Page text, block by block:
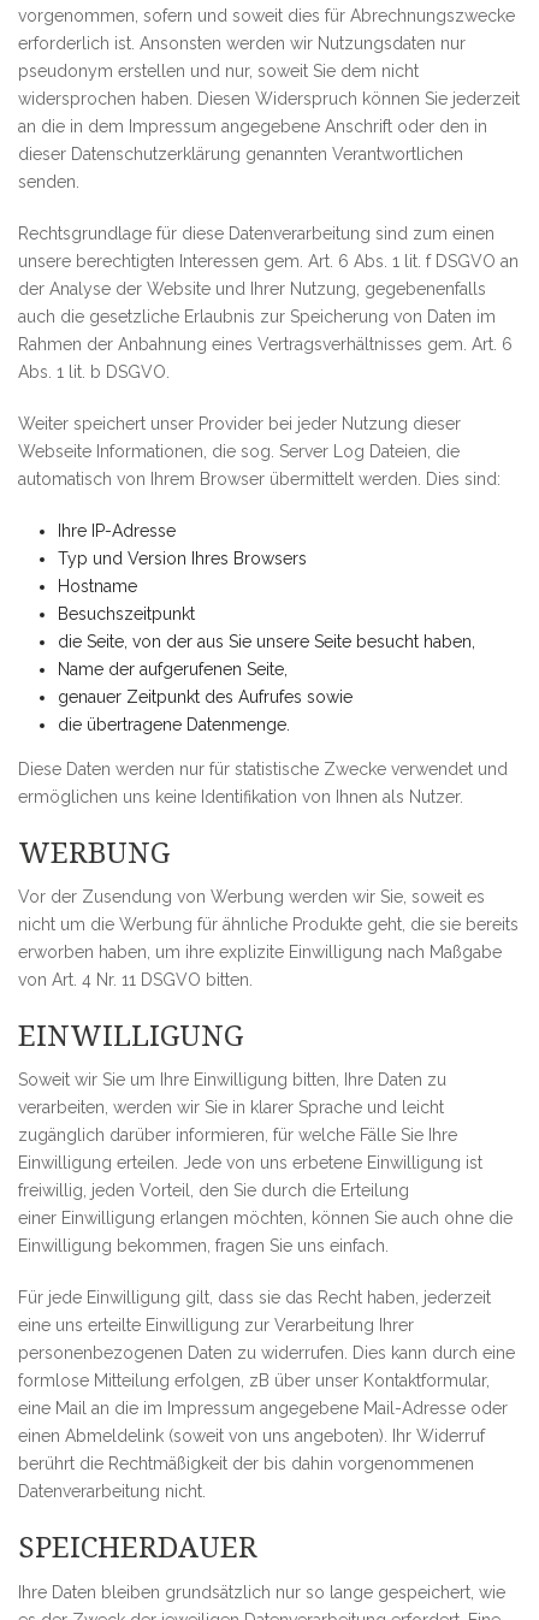
vorgenommen, sofern und soweit dies für Abrechnungszwecke
erforderlich ist. Ansonsten werden wir Nutzungsdaten nur
pseudonym erstellen und nur, soweit Sie dem nicht
widersprochen haben. Diesen Widerspruch können Sie jederzeit
an die in dem Impressum angegebene Anschrift oder den in
dieser Datenschutzerklärung genannten Verantwortlichen
senden.
Rechtsgrundlage für diese Datenverarbeitung sind zum einen
unsere berechtigten Interessen gem. Art. 6 Abs. 1 lit. f DSGVO an
der Analyse der Website und Ihrer Nutzung, gegebenenfalls
auch die gesetzliche Erlaubnis zur Speicherung von Daten im
Rahmen der Anbahnung eines Vertragsverhältnisses gem. Art. 6
Abs. 1 lit. b DSGVO.
Weiter speichert unser Provider bei jeder Nutzung dieser
Webseite Informationen, die sog. Server Log Dateien, die
automatisch von Ihrem Browser übermittelt werden. Dies sind:
Ihre IP-Adresse
Typ und Version Ihres Browsers
Hostname
Besuchszeitpunkt
die Seite, von der aus Sie unsere Seite besucht haben,
Name der aufgerufenen Seite,
genauer Zeitpunkt des Aufrufes sowie
die übertragene Datenmenge.
Diese Daten werden nur für statistische Zwecke verwendet und
ermöglichen uns keine Identifikation von Ihnen als Nutzer.
WERBUNG
Vor der Zusendung von Werbung werden wir Sie, soweit es
nicht um die Werbung für ähnliche Produkte geht, die sie bereits
erworben haben, um ihre explizite Einwilligung nach Maßgabe
von Art. 4 Nr. 11 DSGVO bitten.
EINWILLIGUNG
Soweit wir Sie um Ihre Einwilligung bitten, Ihre Daten zu
verarbeiten, werden wir Sie in klarer Sprache und leicht
zugänglich darüber informieren, für welche Fälle Sie Ihre
Einwilligung erteilen. Jede von uns erbetene Einwilligung ist
freiwillig, jeden Vorteil, den Sie durch die Erteilung
einer Einwilligung erlangen möchten, können Sie auch ohne die
Einwilligung bekommen, fragen Sie uns einfach.
Für jede Einwilligung gilt, dass sie das Recht haben, jederzeit
eine uns erteilte Einwilligung zur Verarbeitung Ihrer
personenbezogenen Daten zu widerrufen. Dies kann durch eine
formlose Mitteilung erfolgen, zB über unser Kontaktformular,
eine Mail an die im Impressum angegebene Mail-Adresse oder
einen Abmeldelink (soweit von uns angeboten). Ihr Widerruf
berührt die Rechtmäßigkeit der bis dahin vorgenommenen
Datenverarbeitung nicht.
SPEICHERDAUER
Ihre Daten bleiben grundsätzlich nur so lange gespeichert, wie